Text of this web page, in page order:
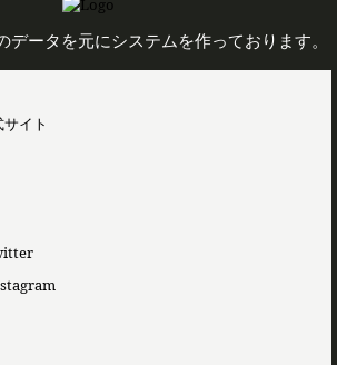
データを元にシステムを作っております。
イト